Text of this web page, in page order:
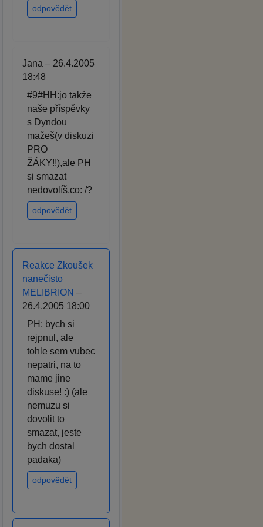
odpovědět
Jana – 26.4.2005
18:48
#9#HH:jo takže
naše příspěvky
s Dyndou
mažeš(v diskuzi
PRO
ŽÁKY!!),ale PH
si smazat
nedovolíš,co: /?
odpovědět
Reakce Zkoušek
nanečisto
MELIBRION –
26.4.2005 18:00
PH: bych si
rejpnul, ale
tohle sem vubec
nepatri, na to
mame jine
diskuse! :) (ale
nemuzu si
dovolit to
smazat, jeste
bych dostal
padaka)
odpovědět